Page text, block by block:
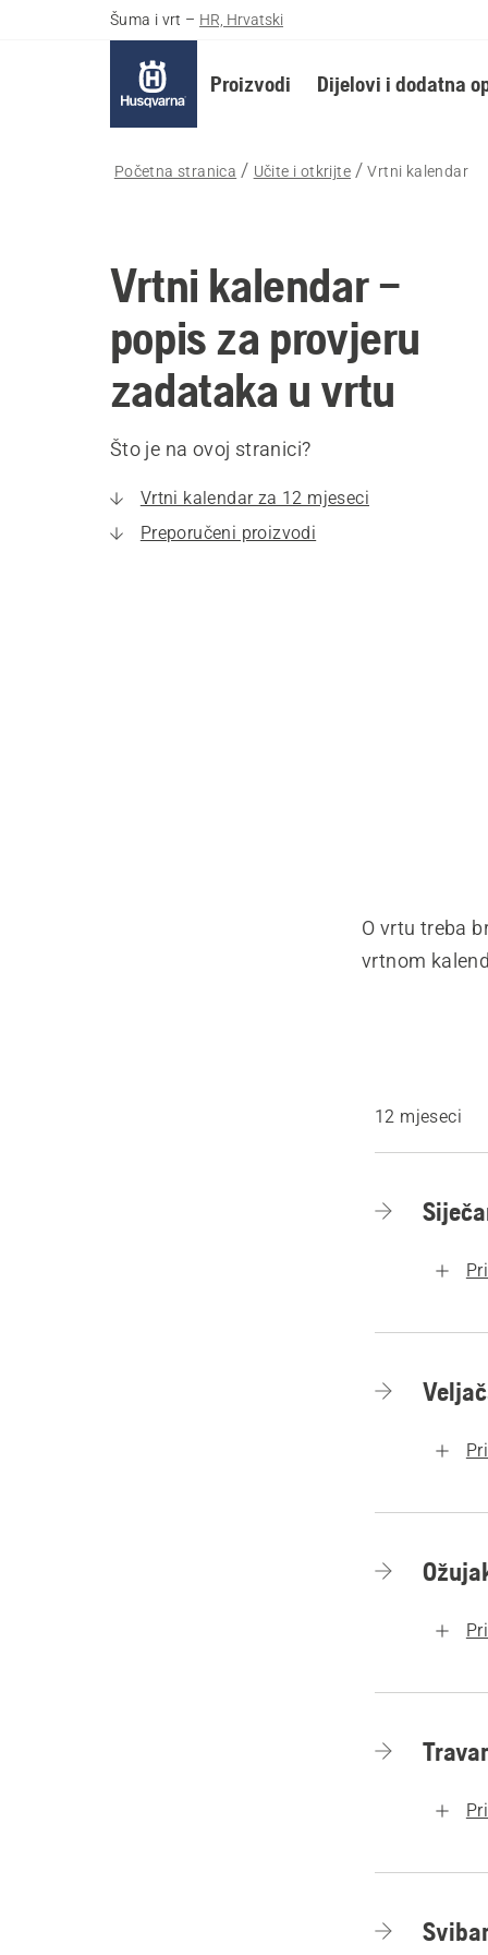
Šuma i vrt – HR, Hrvatski
Proizvodi Dijelovi i dodatna
Početna stranica Učite i otkrijte Vrtni kalendar
Vrtni kalendar –
popis za provjeru
zadataka u vrtu
Što je na ovoj stranici?
Vrtni kalendar za 12 mjeseci
Preporučeni proizvodi
O vrtu treba
vrtnom
12 mjeseci